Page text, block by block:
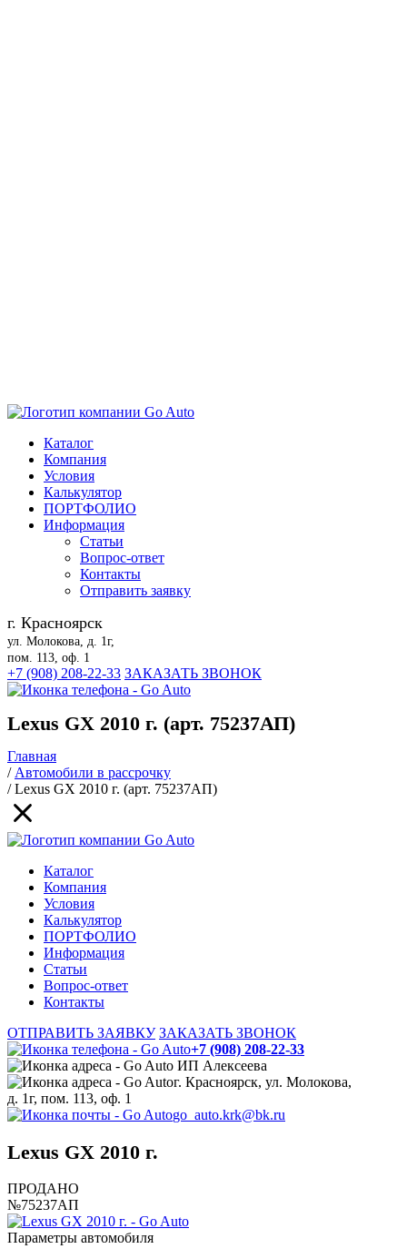
Каталог
Компания
Условия
Калькулятор
ПОРТФОЛИО
Информация
Статьи
Вопрос-ответ
Контакты
Отправить заявку
г. Красноярск
ул. Молокова, д. 1г,
пом. 113, оф. 1
+7 (908) 208-22-33 ЗАКАЗАТЬ ЗВОНОК
Lexus GX 2010 г. (арт. 75237АП)
Главная
/Автомобили в рассрочку
/Lexus GX 2010 г. (арт. 75237АП)
Каталог
Компания
Условия
Калькулятор
ПОРТФОЛИО
Информация
Статьи
Вопрос-ответ
Контакты
ОТПРАВИТЬ ЗАЯВКУ ЗАКАЗАТЬ ЗВОНОК
+7 (908) 208-22-33
ИП Алексеева
г. Красноярск, ул. Молокова,
д. 1г, пом. 113, оф. 1
go_auto.krk@bk.ru
Lexus GX 2010 г.
ПРОДАНО
№75237АП
Параметры автомобиля